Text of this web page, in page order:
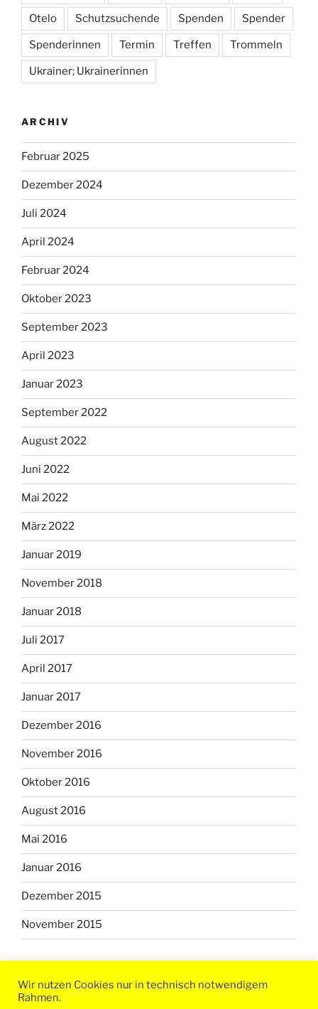
Otelo Schutzsuchende Spenden Spender
Spenderinnen Termin Treffen Trommeln
Ukrainer; Ukrainerinnen
ARCHIV
Februar 2025
Dezember 2024
Juli 2024
April 2024
Februar 2024
Oktober 2023
September 2023
April 2023
Januar 2023
September 2022
August 2022
Juni 2022
Mai 2022
März 2022
Januar 2019
November 2018
Januar 2018
Juli 2017
April 2017
Januar 2017
Dezember 2016
November 2016
Oktober 2016
August 2016
Mai 2016
Januar 2016
Dezember 2015
November 2015
Wir nutzen Cookies nur in technisch notwendigem
Rahmen.